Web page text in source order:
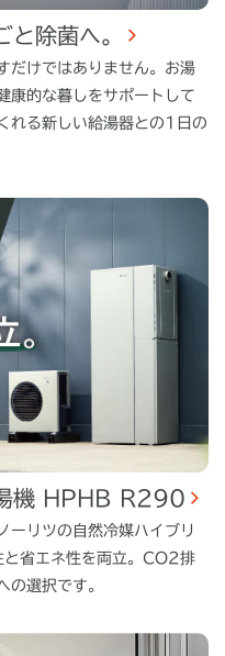
と除菌へ。
だけではありません。お湯
康的な暮しをサポートして
れる新しい給湯器との1日の
機 HPHB R290
ーリツの自然冷媒ハイブリ
省エネ性を両立。CO2排
の選択です。